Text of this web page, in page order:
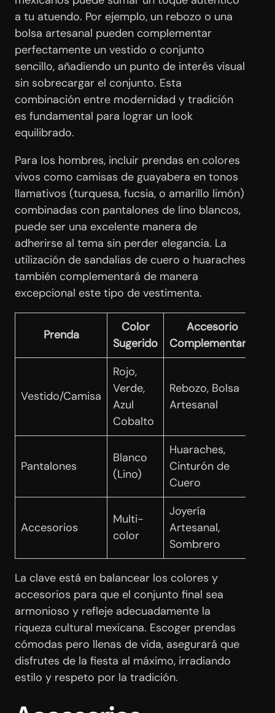
a tu atuendo. Por ejemplo, un rebozo o una
bolsa artesanal pueden complementar
perfectamente un vestido o conjunto
sencillo, añadiendo un punto de interés visual
sin sobrecargar el conjunto. Esta
combinación entre modernidad y tradición
es fundamental para lograr un look
equilibrado.
Para los hombres, incluir prendas en colores
vivos como camisas de guayabera en tonos
llamativos (turquesa, fucsia, o amarillo limón)
combinadas con pantalones de lino blancos,
puede ser una excelente manera de
adherirse al tema sin perder elegancia. La
utilización de sandalias de cuero o huaraches
también complementará de manera
excepcional este tipo de vestimenta.
Prenda
Color
Sugerido
Accesorio
Complementario
Vestido/Camisa
Rojo,
Verde,
Azul
Cobalto
Rebozo, Bolsa
Artesanal
Pantalones
Blanco
(Lino)
Huaraches,
Cinturón de
Cuero
Accesorios
Multi-
color
Joyería
Artesanal,
Sombrero
La clave está en balancear los colores y
accesorios para que el conjunto final sea
armonioso y refleje adecuadamente la
riqueza cultural mexicana. Escoger prendas
cómodas pero llenas de vida, asegurará que
disfrutes de la fiesta al máximo, irradiando
estilo y respeto por la tradición.